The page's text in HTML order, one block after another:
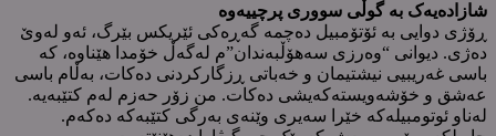
شازادەیەک بە گوڵی سووری پرچییەوە
ڕۆژی دوایی بە ئۆتۆمبیل دەچمە گەڕەکی ئێریکس بێرگ، ئەو لەوێ
دەژی. دیوانی “وەرزی سەهۆڵبەندان”م لەگەڵ خۆمدا هێناوە، کە
باسی غەریبیی نیشتیمان و خەباتی ڕزگارکردنی دەکات، بەڵام باسی
عەشق و خۆشەویستەکەیشی دەکات. من زۆر حەزم لەم کتێبەیە.
لەناو ئوتومبیلەکە خێرا سەیری وێنەی بەرگی کتێبەکە دەکەم.